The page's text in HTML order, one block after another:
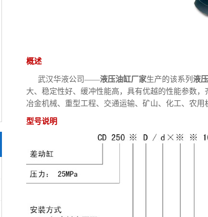
概述
武汉华液公司——液压油缸厂家生产的该系列 液
大、稳定性好、缓冲性能高，具有优越的性能参数
冶金机械、重型工程、交通运输、矿山、化工、农
型号说明